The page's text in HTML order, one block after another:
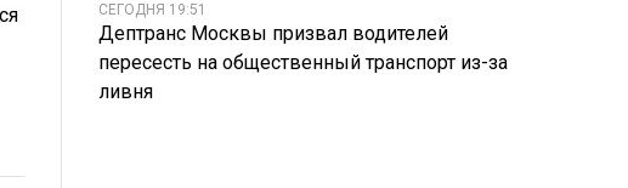
СЕГОДНЯ 19:51
Дептранс Москвы призвал водителей
пересесть на общественный транспорт из-за
ливня